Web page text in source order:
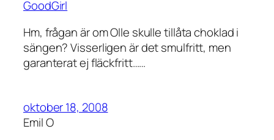
GoodGirl
Hm, frågan är om Olle skulle tillåta choklad i
sängen? Visserligen är det smulfritt, men
garanterat ej fläckfritt……
oktober 18, 2008
Emil O